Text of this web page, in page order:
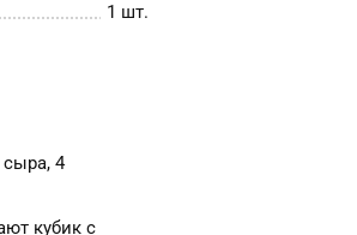
1 шт.
сыра, 4
кубик с